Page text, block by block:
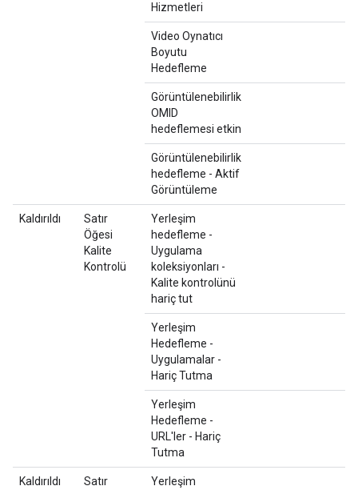
Hizmetleri
Video Oynatıcı
Boyutu
Hedefleme
Görüntülenebilirlik
OMID
hedeflemesi etkin
Görüntülenebilirlik
hedefleme - Aktif
Görüntüleme
Kaldırıldı
Satır
Öğesi
Kalite
Kontrolü
Yerleşim
hedefleme -
Uygulama
koleksiyonları -
Kalite kontrolünü
hariç tut
Yerleşim
Hedefleme -
Uygulamalar -
Hariç Tutma
Yerleşim
Hedefleme -
URL'ler - Hariç
Tutma
Kaldırıldı
Satır
Yerleşim